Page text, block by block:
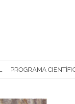
PROGRAMA